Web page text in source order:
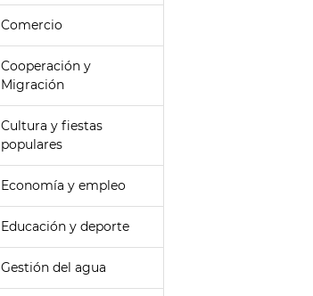
Comercio
Cooperación y
Migración
Cultura y fiestas
populares
Economía y empleo
Educación y deporte
Gestión del agua